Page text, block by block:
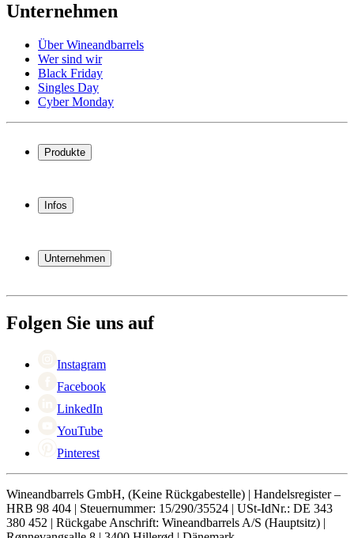
Unternehmen
Über Wineandbarrels
Wer sind wir
Black Friday
Singles Day
Cyber Monday
Produkte
Weinregal
Weinmöbel
Infos
Garantie
Bezahlung
Rückgabe
Unternehmen
Black Friday
Singles Day
Folgen Sie uns auf
Instagram
Facebook
LinkedIn
YouTube
Pinterest
Wineandbarrels GmbH, (Keine Rückgabestelle) | Handelsregister –
HRB 98 404 | Steuernummer: 15/290/35524 | USt-IdNr.: DE 343
380 452 | Rückgabe Anschrift: Wineandbarrels A/S (Hauptsitz) |